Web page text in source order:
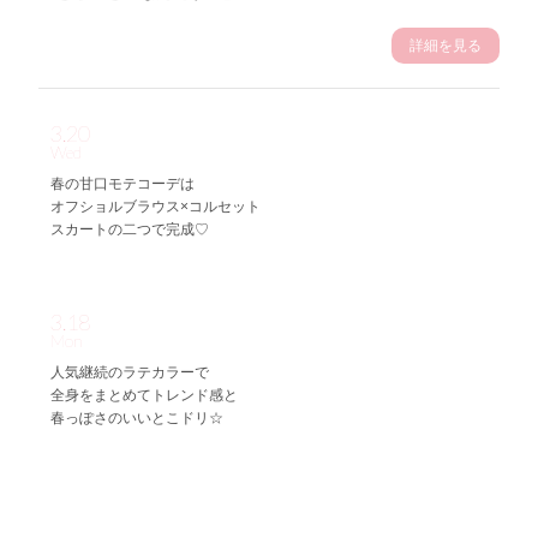
詳細を見る
Wed
春の甘口モテコーデは
オフショルブラウス×コルセット
スカートの二つで完成♡
3.18
人気継続のラテカラーで
全身をまとめてトレンド感と
春っぽさのいいとこドリ☆